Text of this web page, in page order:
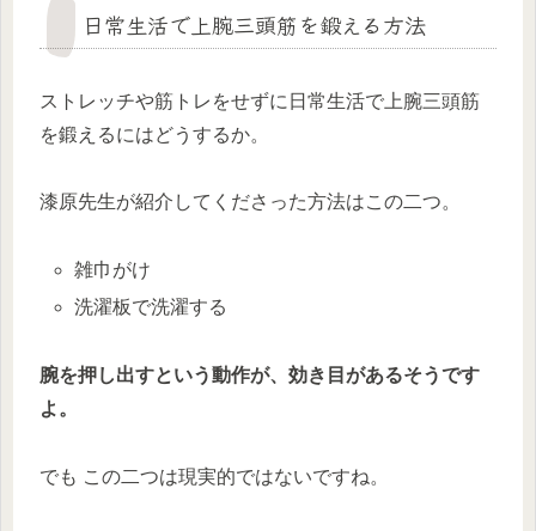
日常生活で上腕三頭筋を鍛える方法
ストレッチや筋トレをせずに日常生活で上腕三頭筋
を鍛えるにはどうするか。
漆原先生が紹介してくださった方法はこの二つ。
雑巾がけ
洗濯板で洗濯する
腕を押し出すという動作が、効き目があるそうです
よ。
でも この二つは現実的ではないですね。